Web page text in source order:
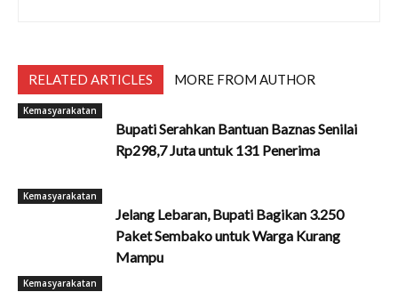
RELATED ARTICLES MORE FROM AUTHOR
Kemasyarakatan
Bupati Serahkan Bantuan Baznas Senilai
Rp298,7 Juta untuk 131 Penerima
Kemasyarakatan
Jelang Lebaran, Bupati Bagikan 3.250
Paket Sembako untuk Warga Kurang
Mampu
Kemasyarakatan